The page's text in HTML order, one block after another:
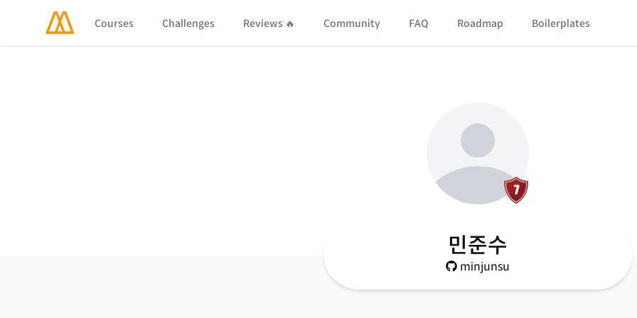
Courses Challenges Reviews 🔥 Community FAQ Roadmap Boilerplates
민준수
minjunsu